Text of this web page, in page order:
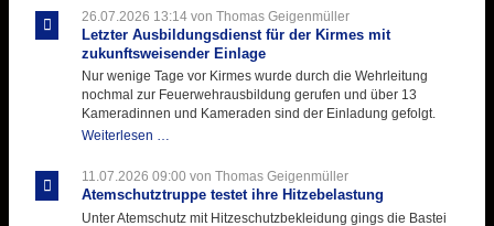
26.07.2026 13:14von Thomas Geigenmüller
Letzter Ausbildungsdienst für der Kirmes mit
zukunftsweisender Einlage
Nur wenige Tage vor Kirmes wurde durch die Wehrleitung
nochmal zur Feuerwehrausbildung gerufen und über 13
Kameradinnen und Kameraden sind der Einladung gefolgt.
Weiterlesen …
für
der
11.07.2026 09:00 von Thomas Geigenmüller
Atemschutztruppe testet ihre Hitzebelastung
Unter Atemschutz mit Hitzeschutzbekleidung gings die Bastei